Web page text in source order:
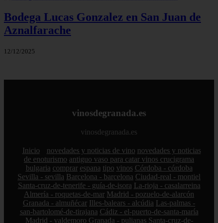
Bodega Lucas Gonzalez en San Juan de
Aznalfarache
12/12/2025
vinosdegranada.es
vinosdegranada.es
Inicio novedades y noticias de vino novedades y noticias
de enoturismo antiguo vaso para catar vinos crucigrama
bulgaria comprar espana tipo vinos Córdoba - córdoba
Sevilla - sevilla Barcelona - barcelona Ciudad-real - montiel
Santa-cruz-de-tenerife - guía-de-isora La-rioja - casalarreina
Almería - roquetas-de-mar Madrid - pozuelo-de-alarcón
Granada - almuñécar Illes-balears - alcúdia Las-palmas -
san-bartolomé-de-tirajana Cádiz - el-puerto-de-santa-maría
Madrid - valdemoro Granada - pulianas Santa-cruz-de-